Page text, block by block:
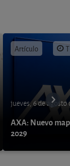
Artículo
jueves, 6 de agosto
AXA: Nuevo
2029